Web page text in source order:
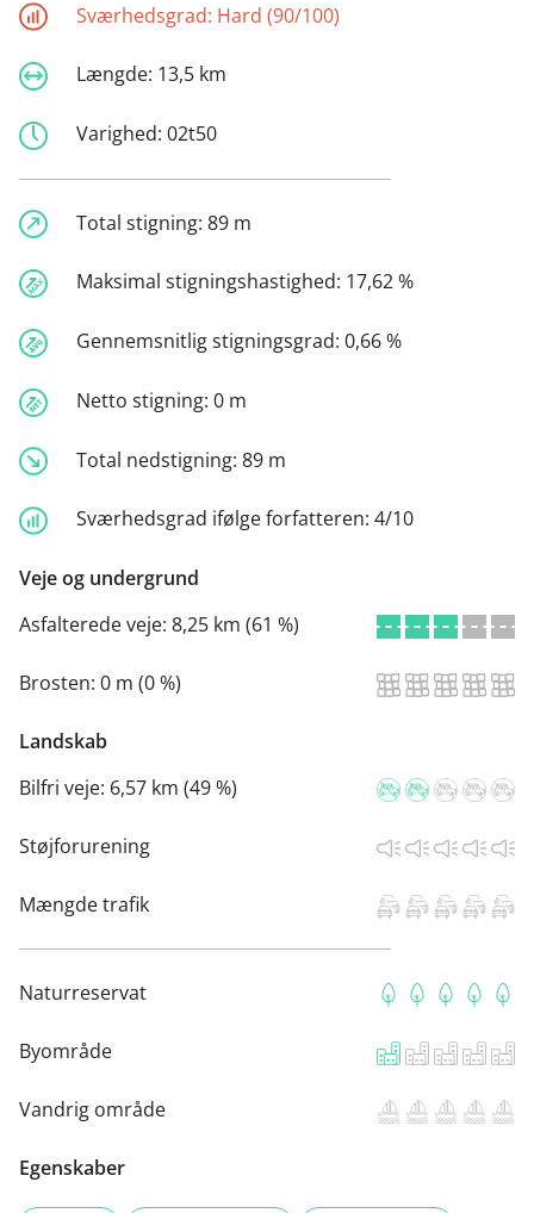
Sværhedsgrad: Hard (90/100)
Længde: 13,5 km
Varighed: 02t50
Total stigning: 89 m
Maksimal stigningshastighed: 17,62 %
Gennemsnitlig stigningsgrad: 0,66 %
Netto stigning: 0 m
Total nedstigning: 89 m
Sværhedsgrad ifølge forfatteren: 4/10
Veje og undergrund
Asfalterede veje: 8,25 km (61 %)
Brosten: 0 m (0 %)
Landskab
Bilfri veje: 6,57 km (49 %)
Støjforurening
Mængde trafik
Naturreservat
Byområde
Vandrig område
Egenskaber